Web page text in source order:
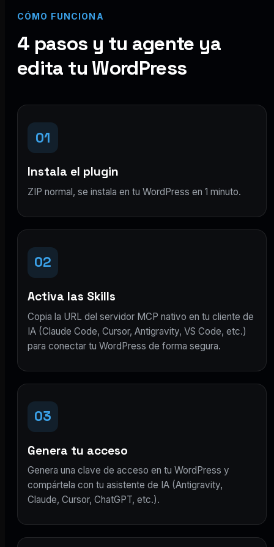
CÓMO FUNCIONA
4 pasos y tu agente ya
edita tu WordPress
01
Instala el plugin
ZIP normal, se instala en tu WordPress en 1 minuto.
02
Activa las Skills
Copia la URL del servidor MCP nativo en tu cliente de
IA (Claude Code, Cursor, Antigravity, VS Code, etc.)
para conectar tu WordPress de forma segura.
03
Genera tu acceso
Genera una clave de acceso en tu WordPress y
compártela con tu asistente de IA (Antigravity,
Claude, Cursor, ChatGPT, etc.).